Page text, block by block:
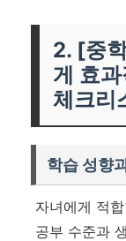
2. [중
게 효
체크리
학습 성향
자녀에게 적
공부 수준과